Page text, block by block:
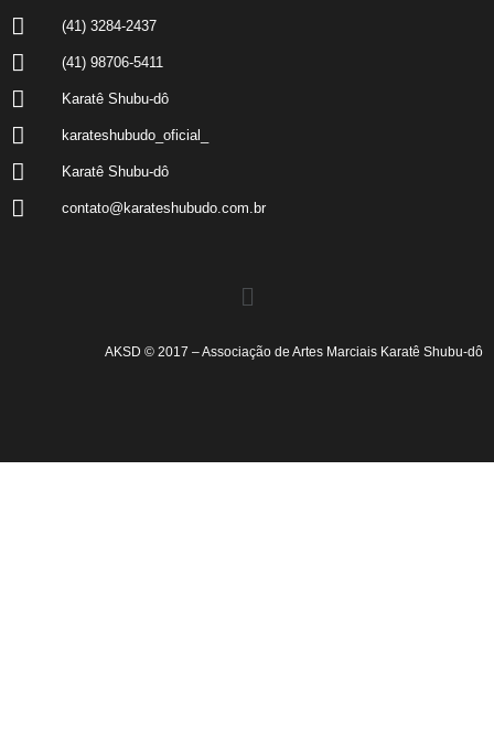
(41) 3284-2437
(41) 98706-5411
Karatê Shubu-dô
karateshubudo_oficial_
Karatê Shubu-dô
contato@karateshubudo.com.br
AKSD © 2017 – Associação de Artes Marciais Karatê Shubu-dô